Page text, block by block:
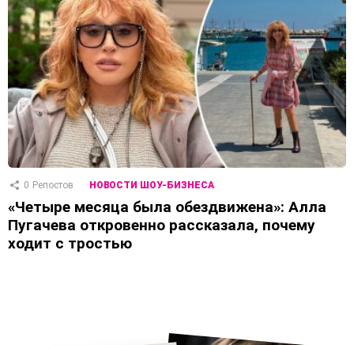
0 Репостов НОВОСТИ ШОУ-БИЗНЕСА
«Четыре месяца была обездвижена»: Алла
Пугачева откровенно рассказала, почему
ходит с тростью